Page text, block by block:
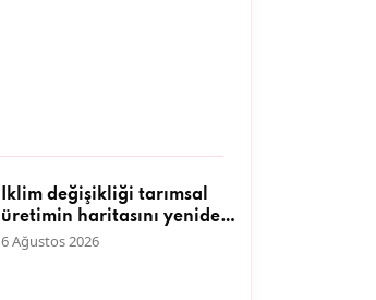
İklim değişikliği tarımsal
üretimin haritasını yeniden
çiziyor
6 Ağustos 2026